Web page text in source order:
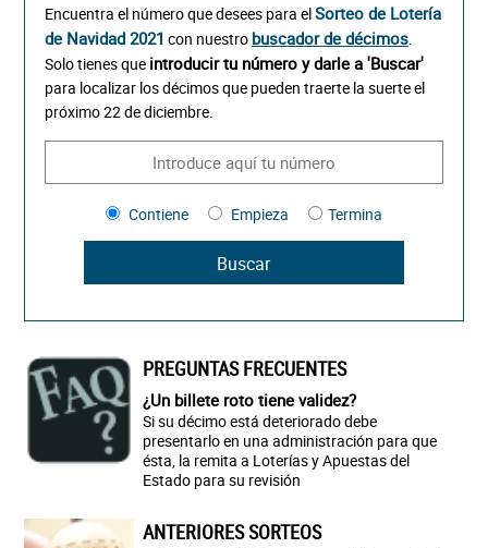
Encuentra el número que desees para elSorteo de Lotería
de Navidad 2021 con nuestro buscador de décimos.
Solo tienes que introducir tu número y darle a 'Buscar'
para localizar los décimos que pueden traerte la suerte el
próximo 22 de diciembre.
Contiene Empieza Termina
PREGUNTAS FRECUENTES
¿Un billete roto tiene validez?
Si su décimo está deteriorado debe
presentarlo en una administración para que
ésta, la remita a Loterías y Apuestas del
Estado para su revisión
ANTERIORES SORTEOS